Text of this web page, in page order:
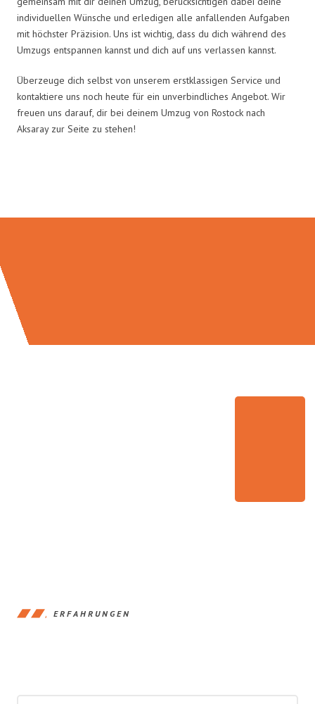
individuellen Wünsche und erledigen alle anfallenden Aufgaben
mit höchster Präzision. Uns ist wichtig, dass du dich während des
Umzugs entspannen kannst und dich auf uns verlassen kannst.
Überzeuge dich selbst von unserem erstklassigen Service und
kontaktiere uns noch heute für ein unverbindliches Angebot. Wir
freuen uns darauf, dir bei deinem Umzug von Rostock nach
Aksaray zur Seite zu stehen!
ERFAHRUNGEN